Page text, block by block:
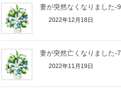
妻が突然なくなりました-9
2022年12月18日
妻が突然亡くなりました-7
2022年11月19日